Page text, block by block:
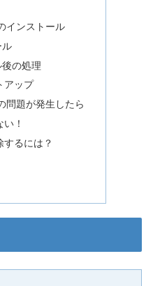
インストール
ル
の処理
アップ
問題が発生したら
！
するには？